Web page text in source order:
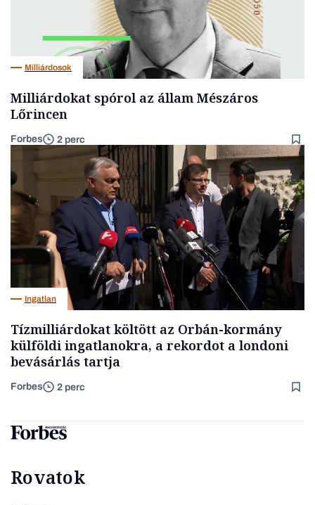
Milliárdosok
Milliárdokat spórol az állam Mészáros
Lőrincen
Forbes 2 perc
Ingatlan
Tízmilliárdokat költött az Orbán-kormány
külföldi ingatlanokra, a rekordot a londoni
bevásárlás tartja
Forbes 2 perc
Rovatok